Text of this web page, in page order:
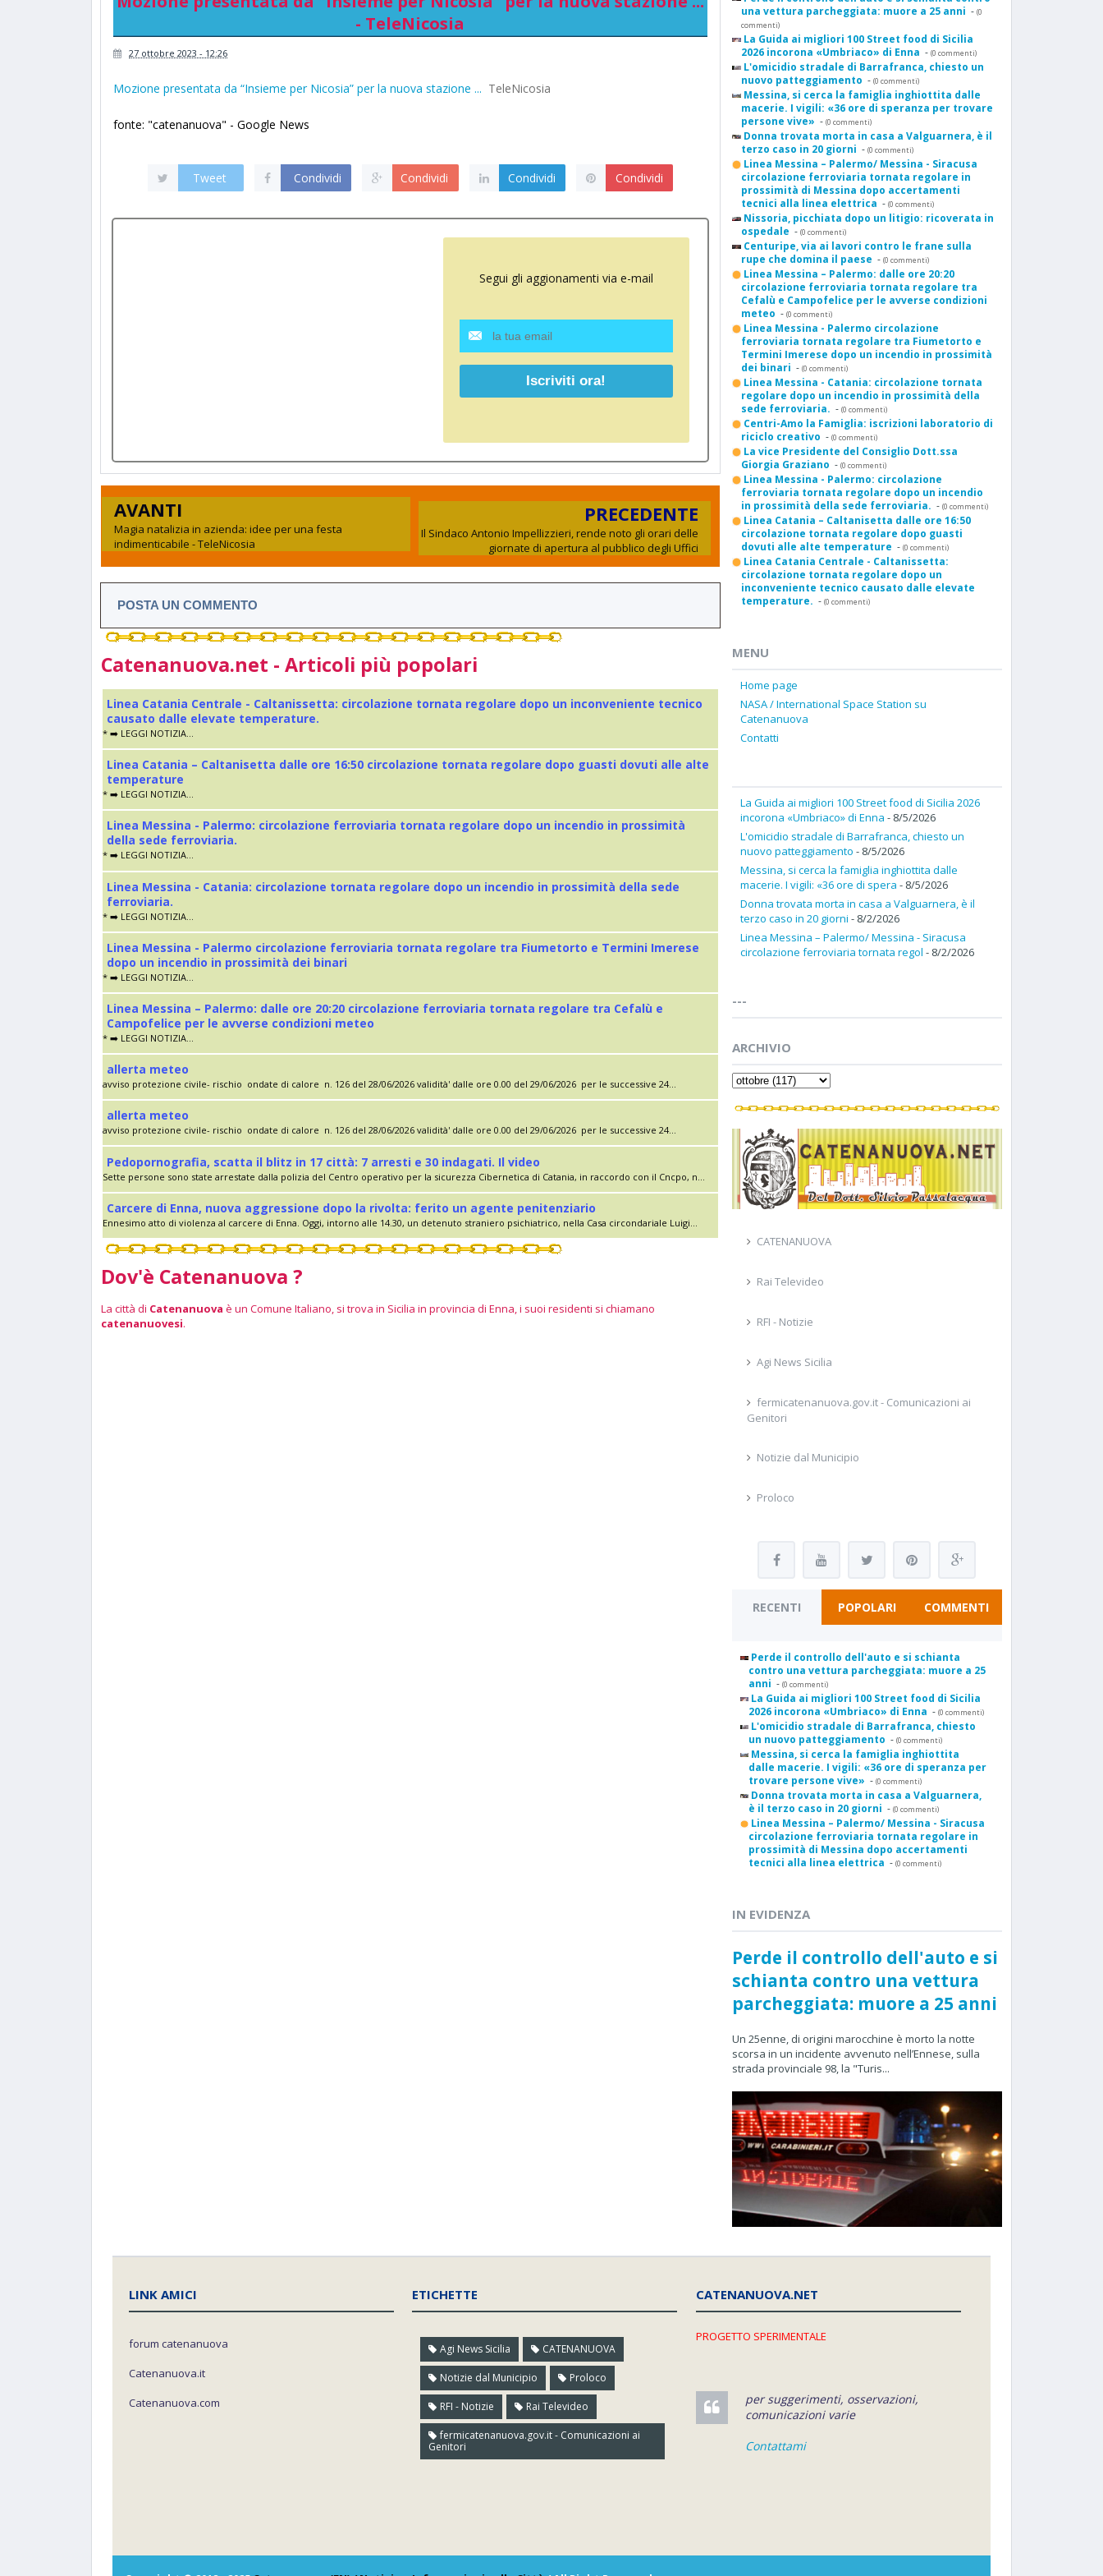
- TeleNicosia
27 ottobre 2023 - 12:26
Mozione presentata da “Insieme per Nicosia” per la nuova stazione ... TeleNicosia
fonte: "catenanuova" - Google News
Tweet Condividi Condividi Condividi Condividi
Segui gli aggionamenti via e-mail
AVANTI
Magia natalizia in azienda: idee per una festa
indimenticabile - TeleNicosia
PRECEDENTE
Il Sindaco Antonio Impellizzieri, rende noto gli orari delle
giornate di apertura al pubblico degli Uffici
POSTA UN COMMENTO
Catenanuova.net - Articoli più popolari
Linea Catania Centrale - Caltanissetta: circolazione tornata regolare dopo un inconveniente tecnico
causato dalle elevate temperature.
* ➡️ LEGGI NOTIZIA...
Linea Catania – Caltanisetta dalle ore 16:50 circolazione tornata regolare dopo guasti dovuti alle alte
temperature
* ➡️ LEGGI NOTIZIA...
Linea Messina - Palermo: circolazione ferroviaria tornata regolare dopo un incendio in prossimità
della sede ferroviaria.
* ➡️ LEGGI NOTIZIA...
Linea Messina - Catania: circolazione tornata regolare dopo un incendio in prossimità della sede
ferroviaria.
* ➡️ LEGGI NOTIZIA...
Linea Messina - Palermo circolazione ferroviaria tornata regolare tra Fiumetorto e Termini Imerese
dopo un incendio in prossimità dei binari
* ➡️ LEGGI NOTIZIA...
Linea Messina – Palermo: dalle ore 20:20 circolazione ferroviaria tornata regolare tra Cefalù e
Campofelice per le avverse condizioni meteo
* ➡️ LEGGI NOTIZIA...
allerta meteo
avviso protezione civile- rischio ondate di calore n. 126 del 28/06/2026 validità' dalle ore 0.00 del 29/06/2026 per le successive 24...
allerta meteo
avviso protezione civile- rischio ondate di calore n. 126 del 28/06/2026 validità' dalle ore 0.00 del 29/06/2026 per le successive 24...
Pedopornografia, scatta il blitz in 17 città: 7 arresti e 30 indagati. Il video
Sette persone sono state arrestate dalla polizia del Centro operativo per la sicurezza Cibernetica di Catania, in raccordo con il Cncpo, n...
Carcere di Enna, nuova aggressione dopo la rivolta: ferito un agente penitenziario
Ennesimo atto di violenza al carcere di Enna. Oggi, intorno alle 14.30, un detenuto straniero psichiatrico, nella Casa circondariale Luigi...
Dov'è Catenanuova ?
La città di Catenanuova è un Comune Italiano, si trova in Sicilia in provincia di Enna, i suoi residenti si chiamano
catenanuovesi.
una vettura parcheggiata: muore a 25 anni - (0
commenti)
La Guida ai migliori 100 Street food di Sicilia
2026 incorona «Umbriaco» di Enna - (0 commenti)
L'omicidio stradale di Barrafranca, chiesto un
nuovo patteggiamento - (0 commenti)
Messina, si cerca la famiglia inghiottita dalle
macerie. I vigili: «36 ore di speranza per trovare
persone vive» - (0 commenti)
Donna trovata morta in casa a Valguarnera, è il
terzo caso in 20 giorni - (0 commenti)
Linea Messina – Palermo/ Messina - Siracusa
circolazione ferroviaria tornata regolare in
prossimità di Messina dopo accertamenti
tecnici alla linea elettrica - (0 commenti)
Nissoria, picchiata dopo un litigio: ricoverata in
ospedale - (0 commenti)
Centuripe, via ai lavori contro le frane sulla
rupe che domina il paese - (0 commenti)
Linea Messina – Palermo: dalle ore 20:20
circolazione ferroviaria tornata regolare tra
Cefalù e Campofelice per le avverse condizioni
meteo - (0 commenti)
Linea Messina - Palermo circolazione
ferroviaria tornata regolare tra Fiumetorto e
Termini Imerese dopo un incendio in prossimità
dei binari - (0 commenti)
Linea Messina - Catania: circolazione tornata
regolare dopo un incendio in prossimità della
sede ferroviaria. - (0 commenti)
Centri-Amo la Famiglia: iscrizioni laboratorio di
riciclo creativo - (0 commenti)
La vice Presidente del Consiglio Dott.ssa
Giorgia Graziano - (0 commenti)
Linea Messina - Palermo: circolazione
ferroviaria tornata regolare dopo un incendio
in prossimità della sede ferroviaria. - (0 commenti)
Linea Catania – Caltanisetta dalle ore 16:50
circolazione tornata regolare dopo guasti
dovuti alle alte temperature - (0 commenti)
Linea Catania Centrale - Caltanissetta:
circolazione tornata regolare dopo un
inconveniente tecnico causato dalle elevate
temperature. - (0 commenti)
MENU
Home page
NASA / International Space Station su
Catenanuova
Contatti
La Guida ai migliori 100 Street food di Sicilia 2026
incorona «Umbriaco» di Enna - 8/5/2026
L'omicidio stradale di Barrafranca, chiesto un
nuovo patteggiamento - 8/5/2026
Messina, si cerca la famiglia inghiottita dalle
macerie. I vigili: «36 ore di spera - 8/5/2026
Donna trovata morta in casa a Valguarnera, è il
terzo caso in 20 giorni - 8/2/2026
Linea Messina – Palermo/ Messina - Siracusa
circolazione ferroviaria tornata regol - 8/2/2026
---
ARCHIVIO
CATENANUOVA
Rai Televideo
RFI - Notizie
Agi News Sicilia
fermicatenanuova.gov.it - Comunicazioni ai
Genitori
Notizie dal Municipio
Proloco
RECENTI POPOLARI COMMENTI
Perde il controllo dell'auto e si schianta
contro una vettura parcheggiata: muore a 25
anni - (0 commenti)
La Guida ai migliori 100 Street food di Sicilia
2026 incorona «Umbriaco» di Enna - (0 commenti)
L'omicidio stradale di Barrafranca, chiesto
un nuovo patteggiamento - (0 commenti)
Messina, si cerca la famiglia inghiottita
dalle macerie. I vigili: «36 ore di speranza per
trovare persone vive» - (0 commenti)
Donna trovata morta in casa a Valguarnera,
è il terzo caso in 20 giorni - (0 commenti)
Linea Messina – Palermo/ Messina - Siracusa
circolazione ferroviaria tornata regolare in
prossimità di Messina dopo accertamenti
tecnici alla linea elettrica - (0 commenti)
IN EVIDENZA
Perde il controllo dell'auto e si
schianta contro una vettura
parcheggiata: muore a 25 anni
Un 25enne, di origini marocchine è morto la notte
scorsa in un incidente avvenuto nell’Ennese, sulla
strada provinciale 98, la "Turis...
LINK AMICI
forum catenanuova
Catenanuova.it
Catenanuova.com
ETICHETTE
Agi News Sicilia CATENANUOVA
Notizie dal Municipio Proloco
RFI - Notizie Rai Televideo
fermicatenanuova.gov.it - Comunicazioni ai
Genitori
CATENANUOVA.NET
PROGETTO SPERIMENTALE
per suggerimenti, osservazioni,
comunicazioni varie
Contattami